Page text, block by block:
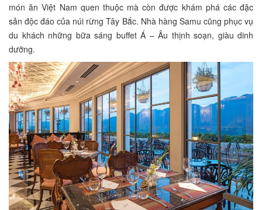
món ăn Việt Nam quen thuộc mà còn được khám phá các đặc
sản độc đáo của núi rừng Tây Bắc. Nhà hàng Samu cũng phục vụ
du khách những bữa sáng buffet Á – Âu thịnh soạn, giàu dinh
dưỡng.